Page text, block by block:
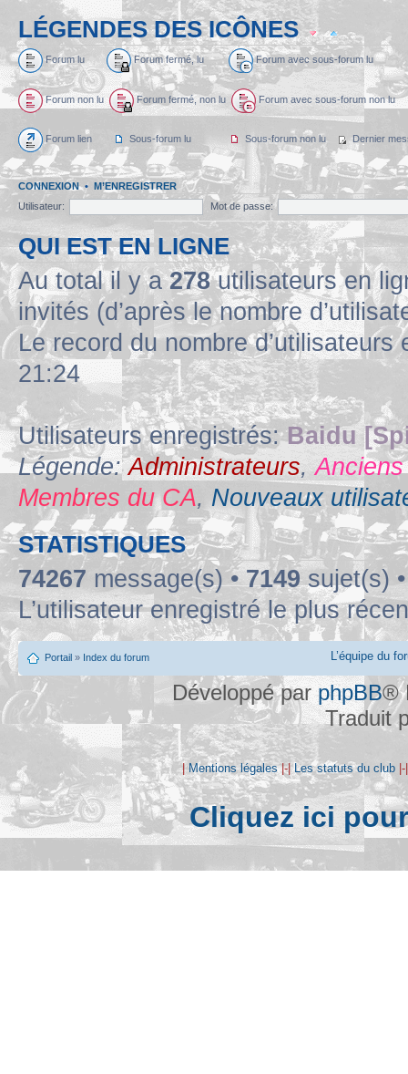
LÉGENDES DES ICÔNES
Forum lu Forum fermé, lu Forum avec sous-forum lu
Forum non lu Forum fermé, non lu Forum avec sous-forum non lu
Forum lien Sous-forum lu Sous-forum non lu Dernier
CONNEXION• M’ENREGISTRER
Utilisateur:
Mot de passe:
QUI EST EN LIGNE
Au total il y a278utilisateurs en
invités (d’après le nombre
Le record du nombre
21:24
Utilisateurs enregistrés:Baidu
Légende:Administrateurs,
Membres du CA, Nouveaux
STATISTIQUES
74267 message(s) • 7149sujet(s)
L’utilisateur enregistré le plus
Portail » Index du forum L’équipe du
Développé par phpBB®
Traduit
|Mentions légales|-|Les statuts du club
Cliquez ici